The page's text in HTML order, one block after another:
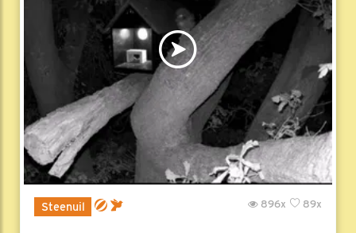
Steenuil 89x
896x